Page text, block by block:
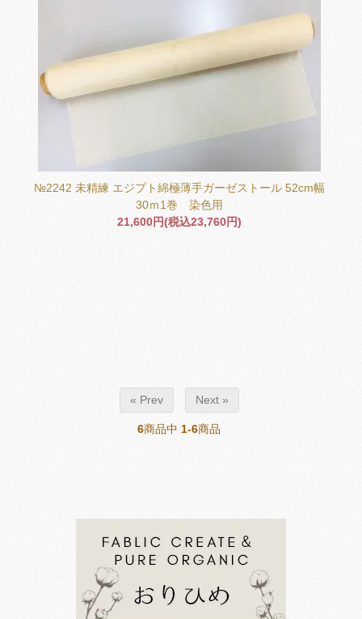
№2242 未精練 エジプト綿極薄手ガーゼストール 52cm幅
30ｍ1巻 染色用
21,600円(税込23,760円)
« Prev Next »
6商品中 1-6商品